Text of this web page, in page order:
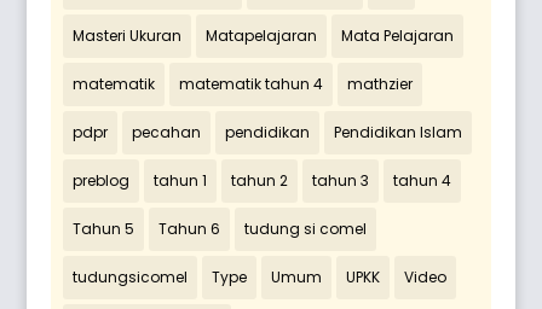
Masteri Ukuran Matapelajaran Mata Pelajaran
matematik matematik tahun 4 mathzier
pdpr pecahan pendidikan Pendidikan Islam
preblog tahun 1 tahun 2 tahun 3 tahun 4
Tahun 5 Tahun 6 tudung si comel
tudungsicomel Type Umum UPKK Video